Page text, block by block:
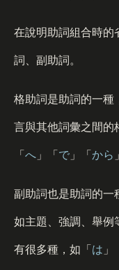
在說明助詞組合時的
詞、副助詞。
格助詞是助詞的一種
言與其他詞彙之間的
「 へ 」「 で 」「 から
副助詞也是助詞的一
如主題、強調、舉例
有很多種，如「 は 」